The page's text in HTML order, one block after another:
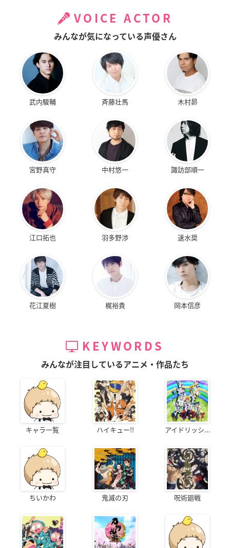
VOICE ACTOR
みんなが気になっている声優さん
武内駿輔 斉藤壮馬 木村昴
宮野真守 中村悠一 諏訪部順一
江口拓也 羽多野渉 速水奨
花江夏樹 梶裕貴 岡本信彦
KEYWORDS
みんなが注目しているアニメ・作品たち
キャラ一覧 ハイキュー!! アイドリッシ...
ちいかわ 鬼滅の刃 呪術廻戦